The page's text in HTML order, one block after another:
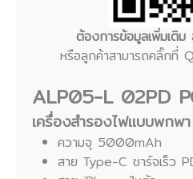
ต้องการข้อมูลเพิ่มเติ
หรือลูกค้าสามารถคลิ๊กที่
ALP05-L 02PD
เครื่องสำรองไฟแบบพกพา
ความจุ 5000mAh
สาย Type-C ชาร์จเร็ว